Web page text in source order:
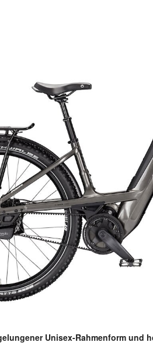
Unisex-Rahmenform